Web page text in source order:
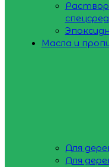
Масла и
Для
Для